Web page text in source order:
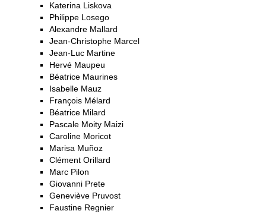
Katerina Liskova
Philippe Losego
Alexandre Mallard
Jean-Christophe Marcel
Jean-Luc Martine
Hervé Maupeu
Béatrice Maurines
Isabelle Mauz
François Mélard
Béatrice Milard
Pascale Moity Maizi
Caroline Moricot
Marisa Muñoz
Clément Orillard
Marc Pilon
Giovanni Prete
Geneviève Pruvost
Faustine Regnier